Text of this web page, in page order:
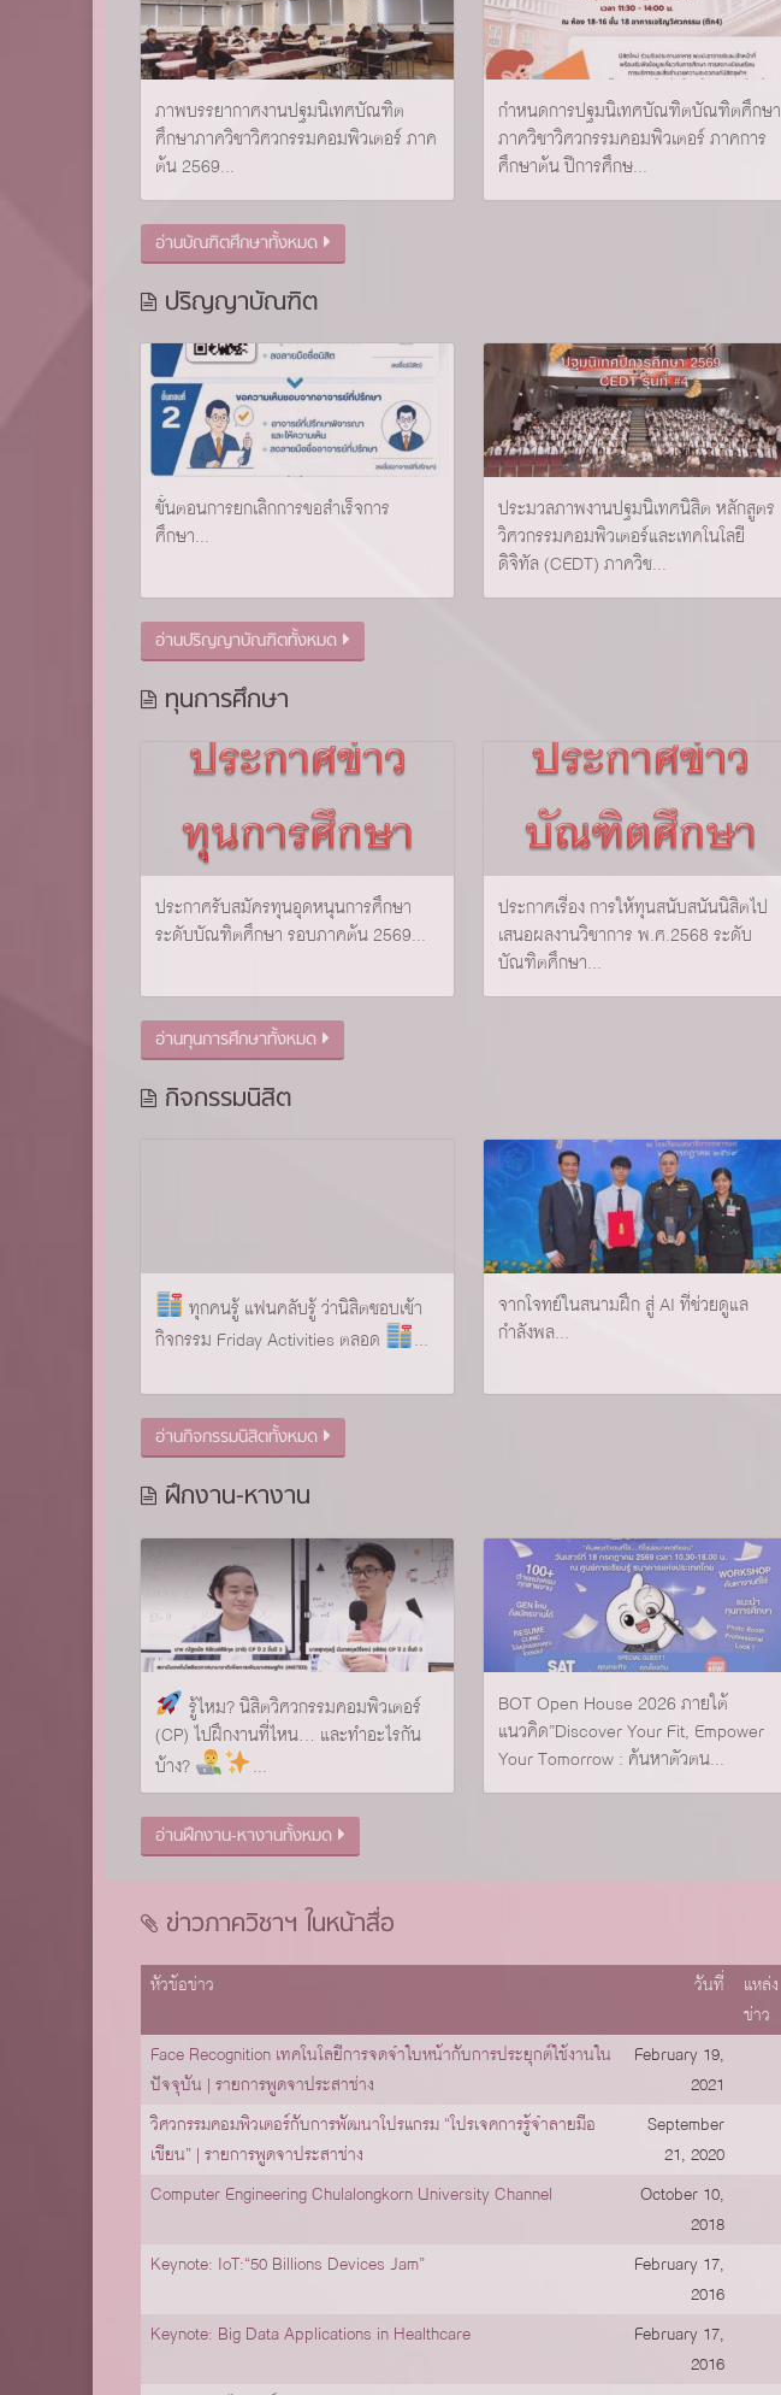
ภาพบรรยากาศงานปฐมนิเทศบัณฑิต
ศึกษาภาควิชาวิศวกรรมคอมพิวเตอร์ ภาค
ต้น 2569...
กําหนดการปฐมนิเทศบัณฑิตบัณฑิตศึกษา
ภาควิชาวิศวกรรมคอมพิวเตอร์ ภาคการ
ศึกษาต้น ปีการศึกษ...
อ่านบัณฑิตศึกษาทั้งหมด
ปริญญาบัณฑิต
ขั้นตอนการยกเลิกการขอสำเร็จการ
ศึกษา...
ประมวลภาพงานปฐมนิเทศนิสิต หลักสูตร
วิศวกรรมคอมพิวเตอร์และเทคโนโลยี
ดิจิทัล (CEDT) ภาควิช...
อ่านปริญญาบัณฑิตทั้งหมด
ทุนการศึกษา
ประกาศรับสมัครทุนอุดหนุนการศึกษา
ระดับบัณฑิตศึกษา รอบภาคต้น 2569...
ประกาศเรื่อง การให้ทุนสนับสนันนิสิตไป
เสนอผลงานวิชาการ พ.ศ.2568 ระดับ
บัณฑิตศึกษา...
อ่านทุนการศึกษาทั้งหมด
กิจกรรมนิสิต
ทุกคนรู้ แฟนคลับรู้ ว่านิสิตชอบเข้า
กิจกรรม Friday Activities ตลอด
...
จากโจทย์ในสนามฝึก สู่ AI ที่ช่วยดูแล
กำลังพล...
อ่านกิจกรรมนิสิตทั้งหมด
ฝึกงาน-หางาน
รู้ไหม? นิสิตวิศวกรรมคอมพิวเตอร์
(CP) ไปฝึกงานที่ไหน… และทำอะไรกัน
บ้าง?
...
BOT Open House 2026 ภายใต้
แนวคิด”Discover Your Fit, Empower
Your Tomorrow : ค้นหาตัวตน...
อ่านฝึกงาน-หางานทั้งหมด
ข่าวภาควิชาฯ ในหน้าสื่อ
หัวข้อข่าว วันที่
แหล่ง
ข่าว
Face Recognition เทคโนโลยีการจดจำใบหน้ากับการประยุกต์ใช้งานใน
ปัจจุบัน | รายการพูดจาประสาช่าง
February 19,
2021
วิศวกรรมคอมพิวเตอร์กับการพัฒนาโปรแกรม “โปรเจคการรู้จำลายมือ
เขียน” | รายการพูดจาประสาช่าง
September
21, 2020
Computer Engineering Chulalongkorn University Channel
October 10,
2018
Keynote: IoT:“50 Billions Devices Jam”
February 17,
2016
Keynote: Big Data Applications in Healthcare
February 17,
2016